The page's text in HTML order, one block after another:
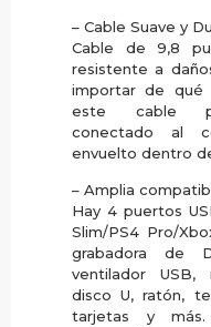
– Cable Suave y
Cable de 9,8
resistente a
importar de qué
este cable
conectado al
envuelto dentro
– Amplia
Hay 4 puertos
Slim/PS4 Pro/
grabadora de
ventilador USB,
disco U, ratón,
tarjetas y más.